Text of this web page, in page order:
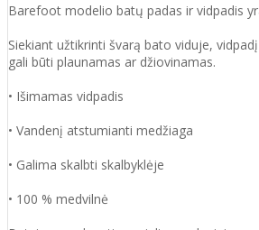
Barefoot modelio batų padas ir vidpadis
Siekiant užtikrinti švarą bato viduje,
gali būti plaunamas ar džiovinamas.
• Išimamas vidpadis
• Vandenį atstumianti medžiaga
• Galima skalbti skalbyklėje
• 100 % medvilnė